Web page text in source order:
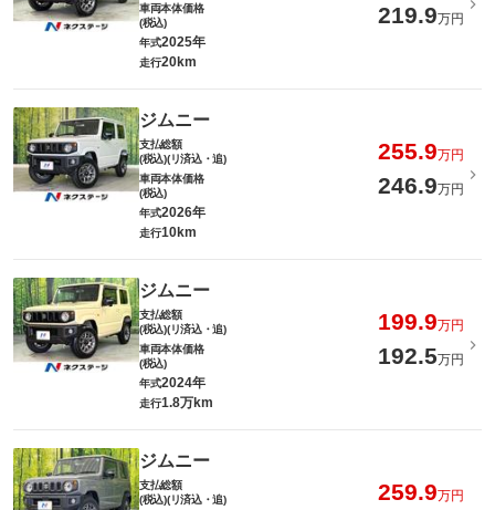
車両本体価格
(税込)
219.9万円
年式2025年
走行20km
ジムニー
支払総額
(税込)(リ済込・追)
255.9万円
車両本体価格
(税込)
246.9万円
年式2026年
走行10km
ジムニー
支払総額
(税込)(リ済込・追)
199.9万円
車両本体価格
(税込)
192.5万円
年式2024年
走行1.8万km
ジムニー
支払総額
(税込)(リ済込・追)
259.9万円